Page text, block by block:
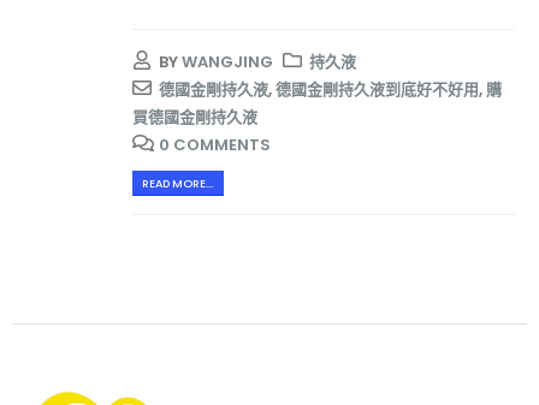
BYWANGJING
持久液
德國金剛持久液,德國金剛持久液到底好不好用,購
買德國金剛持久液
0 COMMENTS
READ MORE...